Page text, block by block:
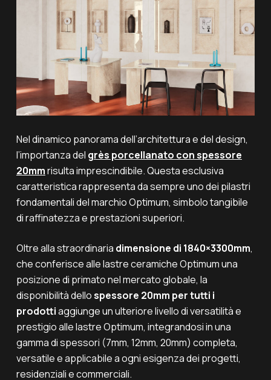
Nel dinamico panorama dell’architettura e del design,
l’importanza del grès porcellanato con spessore
20mmrisulta imprescindibile. Questa esclusiva
caratteristica rappresenta da sempre uno dei pilastri
fondamentali del marchio Optimum, simbolo tangibile
di raffinatezza e prestazioni superiori.
Oltre alla straordinaria dimensione di 1840×3300mm,
che conferisce alle lastre ceramiche Optimum una
posizione di primato nel mercato globale, la
disponibilità dellospessore 20mm per tutti i
prodottiaggiunge un ulteriore livello di versatilità e
prestigio alle lastre Optimum, integrandosi in una
gamma di spessori (7mm, 12mm, 20mm) completa,
versatile e applicabile a ogni esigenza dei progetti,
residenziali e commerciali.